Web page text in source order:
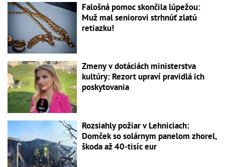
Falošná pomoc skončila lúpežou:
Muž mal seniorovi strhnúť zlatú
retiazku!
Zmeny v dotáciách ministerstva
kultúry: Rezort upraví pravidlá ich
poskytovania
Rozsiahly požiar v Lehniciach:
Domček so solárnym panelom zhorel,
škoda až 40-tisíc eur